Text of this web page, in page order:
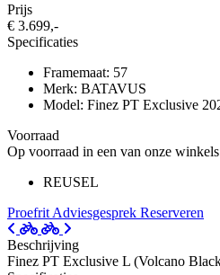
Prijs
€ 3.699,-
Specificaties
Framemaat: 57
Merk: BATAVUS
Model: Finez PT Exclusive
Voorraad
Op voorraad in een van onze
REUSEL
Proefrit Adviesgesprek Reserveren
Beschrijving
Finez PT Exclusive L (Volcano